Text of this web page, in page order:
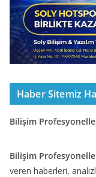
Haber Sitemiz
Bilişim
Bilişim
veren haberleri,